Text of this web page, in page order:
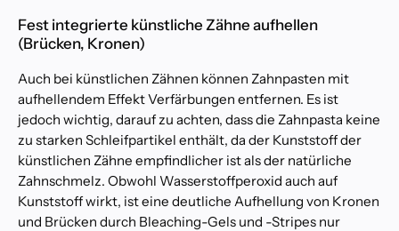
Fest integrierte künstliche Zähne aufhellen
(Brücken, Kronen)
Auch bei künstlichen Zähnen können Zahnpasten mit
aufhellendem Effekt Verfärbungen entfernen. Es ist
jedoch wichtig, darauf zu achten, dass die Zahnpasta keine
zu starken Schleifpartikel enthält, da der Kunststoff der
künstlichen Zähne empfindlicher ist als der natürliche
Zahnschmelz. Obwohl Wasserstoffperoxid auch auf
Kunststoff wirkt, ist eine deutliche Aufhellung von Kronen
und Brücken durch Bleaching-Gels und -Stripes nur